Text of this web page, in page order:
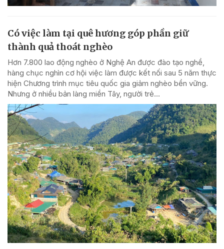
Có việc làm tại quê hương góp phần giữ
thành quả thoát nghèo
Hơn 7.800 lao động nghèo ở Nghệ An được đào tạo nghề,
hàng chục nghìn cơ hội việc làm được kết nối sau 5 năm thực
hiện Chương trình mục tiêu quốc gia giảm nghèo bền vững.
Nhưng ở nhiều bản làng miền Tây, người trẻ...